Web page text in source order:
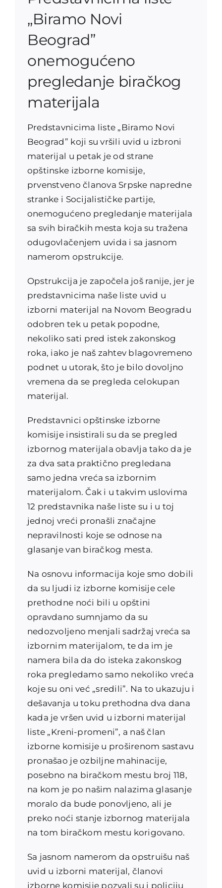
„Biramo Novi
Beograd”
onemogućeno
pregledanje biračkog
materijala
Predstavnicima liste „Biramo Novi
Beograd” koji su vršili uvid u izbroni
materijal u petak je od strane
opštinske izborne komisije,
prvenstveno članova Srpske napredne
stranke i Socijalističke partije,
onemogućeno pregledanje materijala
sa svih biračkih mesta koja su tražena
odugovlačenjem uvida i sa jasnom
namerom opstrukcije.
Opstrukcija je započela još ranije, jer je
predstavnicima naše liste uvid u
izborni materijal na Novom Beogradu
odobren tek u petak popodne,
nekoliko sati pred istek zakonskog
roka, iako je naš zahtev blagovremeno
podnet u utorak, što je bilo dovoljno
vremena da se pregleda celokupan
materijal.
Predstavnici opštinske izborne
komisije insistirali su da se pregled
izbornog materijala obavlja tako da je
za dva sata praktično pregledana
samo jedna vreća sa izbornim
materijalom. Čak i u takvim uslovima
12 predstavnika naše liste su i u toj
jednoj vreći pronašli značajne
nepravilnosti koje se odnose na
glasanje van biračkog mesta.
Na osnovu informacija koje smo dobili
da su ljudi iz izborne komisije cele
prethodne noći bili u opštini
opravdano sumnjamo da su
nedozvoljeno menjali sadržaj vreća sa
izbornim materijalom, te da im je
namera bila da do isteka zakonskog
roka pregledamo samo nekoliko vreća
koje su oni već „sredili”. Na to ukazuju i
dešavanja u toku prethodna dva dana
kada je vršen uvid u izborni materijal
liste „Kreni-promeni”, a naš član
izborne komisije u proširenom sastavu
pronašao je ozbiljne mahinacije,
posebno na biračkom mestu broj 118,
na kom je po našim nalazima glasanje
moralo da bude ponovljeno, ali je
preko noći stanje izbornog materijala
na tom biračkom mestu korigovano.
Sa jasnom namerom da opstruišu naš
uvid u izborni materijal, članovi
izborne komisije pozvali su i policiju